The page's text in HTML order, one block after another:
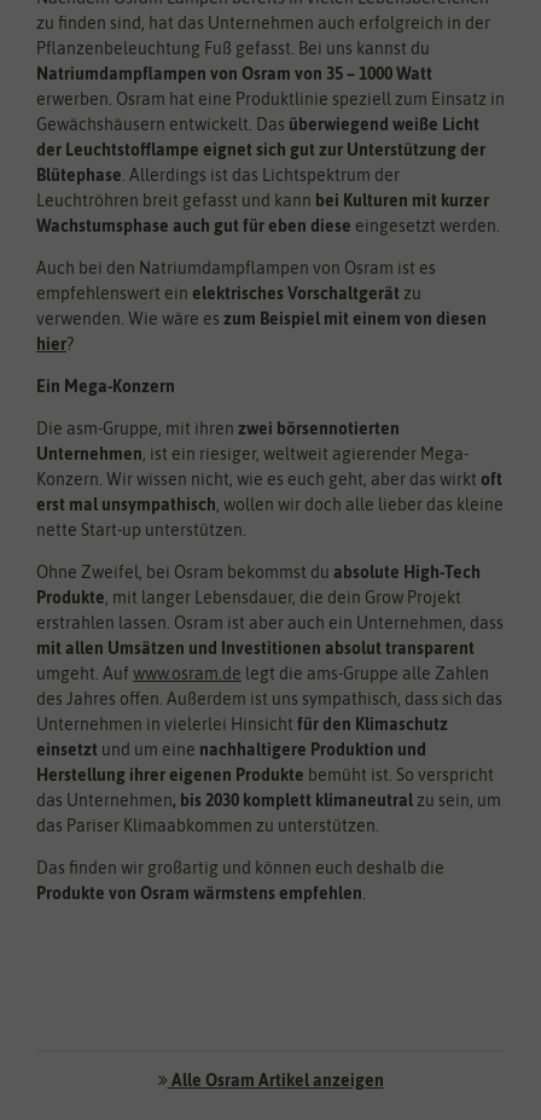
zu finden sind, hat das Unternehmen auch erfolgreich in der
Pflanzenbeleuchtung Fuß gefasst. Bei uns kannst du
Natriumdampflampen von Osram von 35 – 1000 Watt
erwerben. Osram hat eine Produktlinie speziell zum Einsatz in
Gewächshäusern entwickelt. Das überwiegend weiße Licht
der Leuchtstofflampe eignet sich gut zur Unterstützung der
Blütephase. Allerdings ist das Lichtspektrum der
Leuchtröhren breit gefasst und kann bei Kulturen mit kurzer
Wachstumsphase auch gut für eben diese eingesetzt werden.
Auch bei den Natriumdampflampen von Osram ist es
empfehlenswert ein elektrisches Vorschaltgerät zu
verwenden. Wie wäre es zum Beispiel mit einem von diesen
hier?
Ein Mega-Konzern
Die asm-Gruppe, mit ihren zwei börsennotierten
Unternehmen, ist ein riesiger, weltweit agierender Mega-
Konzern. Wir wissen nicht, wie es euch geht, aber das wirkt oft
erst mal unsympathisch, wollen wir doch alle lieber das kleine
nette Start-up unterstützen.
Ohne Zweifel, bei Osram bekommst du absolute High-Tech
Produkte, mit langer Lebensdauer, die dein Grow Projekt
erstrahlen lassen. Osram ist aber auch ein Unternehmen, dass
mit allen Umsätzen und Investitionen absolut transparent
umgeht. Auf www.osram.de legt die ams-Gruppe alle Zahlen
des Jahres offen. Außerdem ist uns sympathisch, dass sich das
Unternehmen in vielerlei Hinsicht für den Klimaschutz
einsetzt und um eine nachhaltigere Produktion und
Herstellung ihrer eigenen Produkte bemüht ist. So verspricht
das Unternehmen, bis 2030 komplett klimaneutralzu sein, um
das Pariser Klimaabkommen zu unterstützen.
Das finden wir großartig und können euch deshalb die
Produkte von Osram wärmstens empfehlen.
Alle Osram Artikel anzeigen